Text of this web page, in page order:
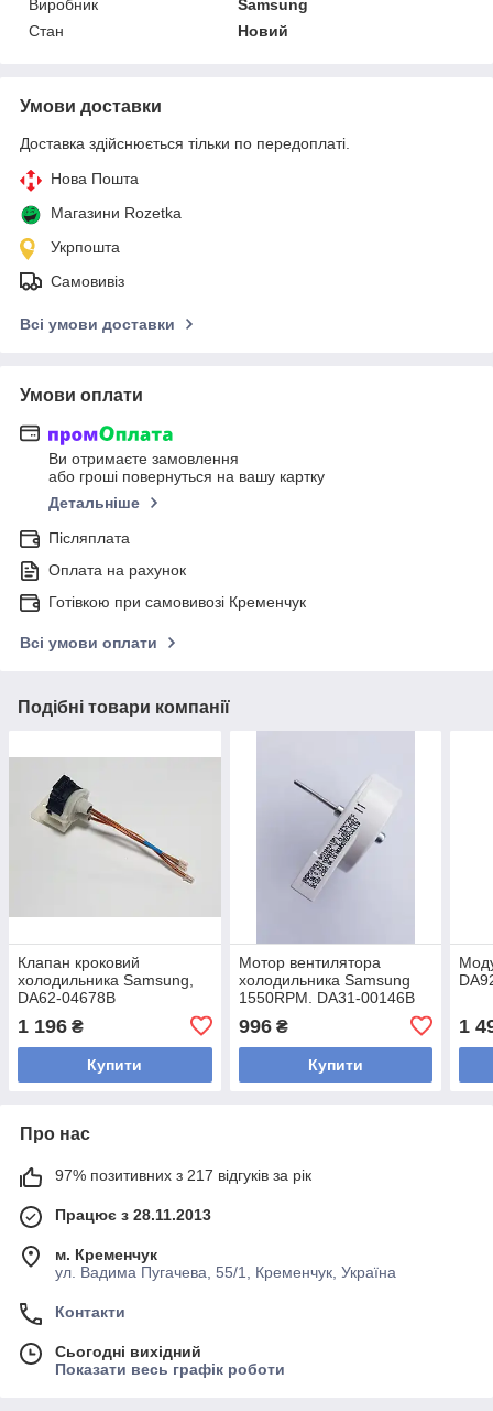
Виробник
Samsung
Стан
Новий
Умови доставки
Доставка здійснюється тільки по передоплаті.
Нова Пошта
Магазини Rozetka
Укрпошта
Самовивіз
Всі умови доставки
Умови оплати
Ви отримаєте замовлення
або гроші повернуться на вашу картку
Детальніше
Післяплата
Оплата на рахунок
Готівкою при самовивозі Кременчук
Всі умови оплати
Подібні товари компанії
Клапан кроковий
холодильника Samsung,
DA62-04678B
1 196 ₴
Купити
Мотор вентилятора
холодильника Samsung
1550RPM. DA31-00146B
996₴
Купити
1
Про нас
97% позитивних з 217 відгуків за рік
Працює з 28.11.2013
м. Кременчук
ул. Вадима Пугачева, 55/1, Кременчук, Україна
Контакти
Сьогодні вихідний
Показати весь графік роботи